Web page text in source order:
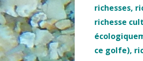
richesses,
richesse
ce golfe),